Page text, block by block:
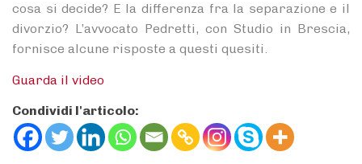
cosa si decide? E la differenza fra la separazione e il
divorzio? L’avvocato Pedretti, con Studio in Brescia,
fornisce alcune risposte a questi quesiti.
Guarda il video
Condividi l'articolo: